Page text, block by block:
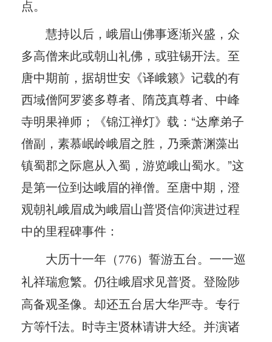
点。
慧持以后，峨眉山佛事逐渐兴盛，众
多高僧来此或朝山礼佛，或驻锡开法。至
唐中期前，据胡世安《译峨籁》记载的有
西域僧阿罗婆多尊者、隋茂真尊者、中峰
寺明果禅师；《锦江禅灯》载：“达摩弟子
僧副，素慕岷岭峨眉之胜，乃乘萧渊藻出
镇蜀郡之际扈从入蜀，游览峨山蜀水。”这
是第一位到达峨眉的禅僧。至唐中期，澄
观朝礼峨眉成为峨眉山普贤信仰演进过程
中的里程碑事件：
大历十一年（776）誓游五台。一一巡
礼祥瑞愈繁。仍往峨眉求见普贤。登险陟
高备观圣像。却还五台居大华严寺。专行
方等忏法。时寺主贤林请讲大经。并演诸